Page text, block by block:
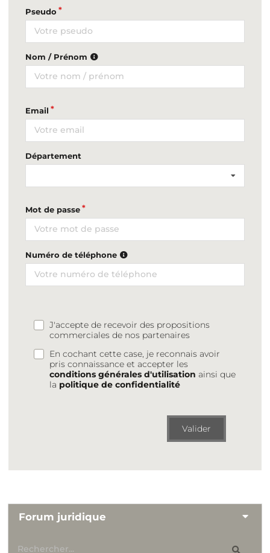
Pseudo
Nom / Prénom
Email
Département
Mot de passe
Numéro de téléphone
J'accepte de recevoir des propositions
commerciales de nos partenaires
En cochant cette case, je reconnais avoir
pris connaissance et accepter les
conditions générales d'utilisation ainsi que
la politique de confidentialité
Valider
Forum juridique